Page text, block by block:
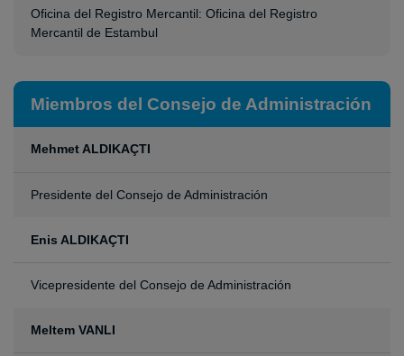
Oficina del Registro Mercantil: Oficina del Registro
Mercantil de Estambul
Miembros del Consejo de Administración
Mehmet ALDIKAÇTI
Presidente del Consejo de Administración
Enis ALDIKAÇTI
Vicepresidente del Consejo de Administración
Meltem VANLI